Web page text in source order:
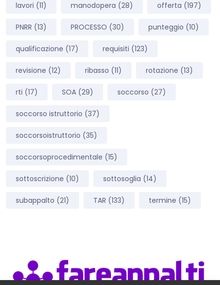
lavori (11) manodopera (28) offerta (197)
PNRR (13) PROCESSO (30) punteggio (10)
qualificazione (17) requisiti (123)
revisione (12) ribasso (11) rotazione (13)
rti (17) SOA (29) soccorso (27)
soccorso istruttorio (37)
soccorsoistruttorio (35)
soccorsoprocedimentale (15)
sottoscrizione (10) sottosoglia (14)
subappalto (21) TAR (133) termine (15)